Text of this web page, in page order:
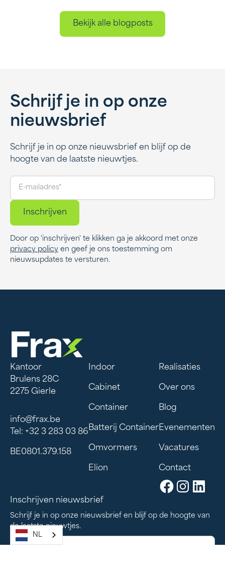
Bekijk alle blogposts
Schrijf je in op onze
nieuwsbrief
Schrijf je in op onze nieuwsbrief en blijf op de
hoogte van de laatste nieuwtjes.
Door op 'inschrijven' te klikken ga je akkoord met onze
privacy policy en geef je ons toestemming om
nieuwsupdates te versturen.
Kantoor
Brulens 28C
2275 Gierle
info@frax.be
Tel: +32 3 283 03 86
BE0801.379.158
Indoor
Cabinet
Container
Batterij Container
Omvormers
Elion
Realisaties
Over ons
Blog
Evenementen
Vacatures
Contact
Inschrijven nieuwsbrief
Schrijf je in op onze nieuwsbrief en blijf op de hoogte van
de laatste nieuwtjes.
NL